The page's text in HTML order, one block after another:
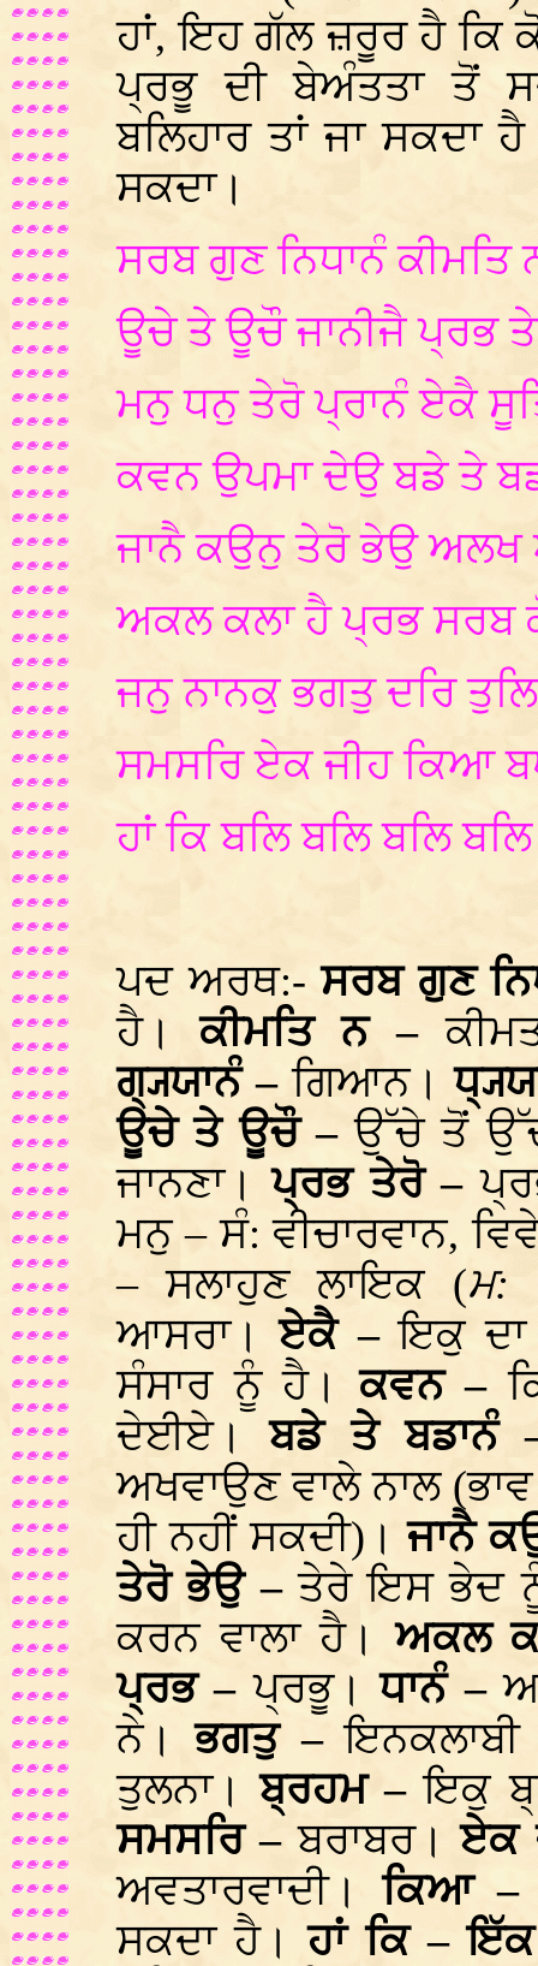
ਹਾਂ, ਇਹ ਗੱਲ ਜ਼ਰੂਰ ਹੈ ਕਿ
ਪ੍ਰਭੂ ਦੀ ਬੇਅੰਤਤਾ ਤੋਂ
ਬਲਿਹਾਰ ਤਾਂ ਜਾ ਸਕਦਾ
ਸਕਦਾ।
ਸਰਬ ਗੁਣ ਨਿਧਾਨੰ ਕੀਮਤਿ
ਊਚੇ ਤੇ ਊਚੌ ਜਾਨੀਜੈ ਪ੍ਰਭ
ਮਨੁ ਧਨੁ ਤੇਰੋ ਪ੍ਰਾਨੰ ਏਕੈ
ਕਵਨ ਉਪਮਾ ਦੇਉ ਬਡੇ ਤੇ
ਜਾਨੈ ਕਉਨੁ ਤੇਰੋ ਭੇਉ ਅਲਖ
ਅਕਲ ਕਲਾ ਹੈ ਪ੍ਰਭ ਸਰਬ
ਜਨੁ ਨਾਨਕੁ ਭਗਤੁ ਦਰਿ
ਸਮਸਰਿ ਏਕ ਜੀਹ ਕਿਆ
ਹਾਂ ਕਿ ਬਲਿ ਬਲਿ ਬਲਿ
ਪਦ ਅਰਥ:-ਸਰਬ ਗੁਣ
ਹੈ।ਕੀਮਤਿ ਨ –
ਗ੍ਯ੍ਯਾਨੰ –ਗਿਆਨ।
ਊਚੇ ਤੇ ਊਚੌ –ਉੱਚੇ ਤੋਂ
ਜਾਨਣਾ।ਪ੍ਰਭ ਤੇਰੋ –
ਮਨੁ – ਸੰ: ਵੀਚਾਰਵਾਨ,
– ਸਲਾਹੁਣ ਲਾਇਕ (ਮ:
ਆਸਰਾ।ਏਕੈ –ਇਕੁ
ਸੰਸਾਰ ਨੂੰ ਹੈ।ਕਵਨ –
ਦੇਈਏ।ਬਡੇ ਤੇ ਬਡਾਨੰ
ਅਖਵਾਉਣ ਵਾਲੇ ਨਾਲ
ਹੀ ਨਹੀਂ ਸਕਦੀ)।ਜਾਨੈ
ਤੇਰੋ ਭੇਉ –ਤੇਰੇ ਇਸ ਭੇਦ
ਕਰਨ ਵਾਲਾ ਹੈ।ਅਕਲ
ਪ੍ਰਭ –ਪ੍ਰਭੂ।ਧਾਨੰ –
ਨੇ।ਭਗਤੁ –
ਤੁਲਨਾ।ਬ੍ਰਹਮ –ਇਕੁ
ਸਮਸਰਿ –ਬਰਾਬਰ।ਏਕ
ਅਵਤਾਰਵਾਦੀ।ਕਿਆ
ਸਕਦਾ ਹੈ।ਹਾਂ ਕਿ –